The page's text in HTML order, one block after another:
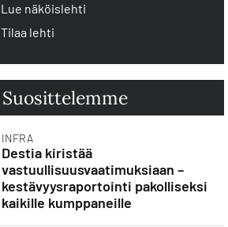
Lue näköislehti
Tilaa lehti
Suosittelemme
INFRA
Destia kiristää
vastuullisuusvaatimuksiaan –
kestävyysraportointi pakolliseksi
kaikille kumppaneille